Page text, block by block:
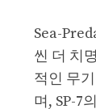
Sea-
씬 더 치
적인 무
며, SP-7